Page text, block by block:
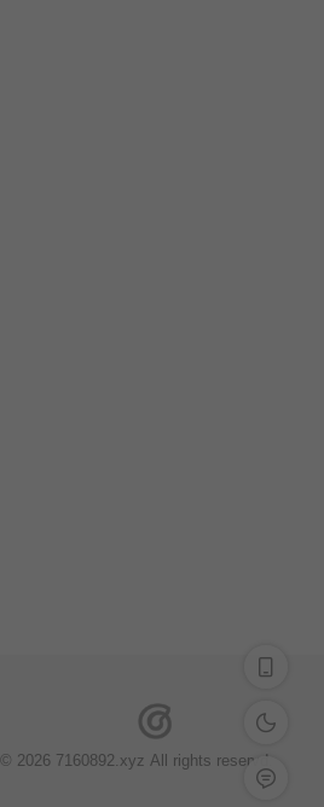
深色模式
留言反馈
© 2026 7160892.xyz All rights reservd.